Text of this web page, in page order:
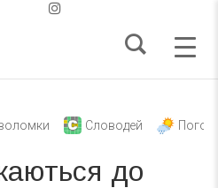
Словодей
до